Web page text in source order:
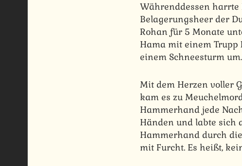
Währenddessen harrte
Belagerungsheer der
Rohan für 5 Monate
Hama mit einem Trupp
einem Schneesturm um.
Mit dem Herzen voller
kam es zu
Hammerhand jede
Händen und labte sich
Hammerhand durch
mit Furcht. Es heißt,